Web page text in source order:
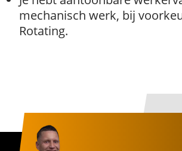
mechanisch werk, bij
Rotating.